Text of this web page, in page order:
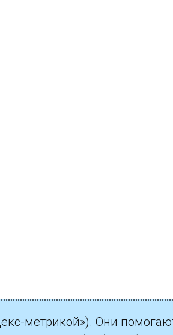
метрикой»). Они